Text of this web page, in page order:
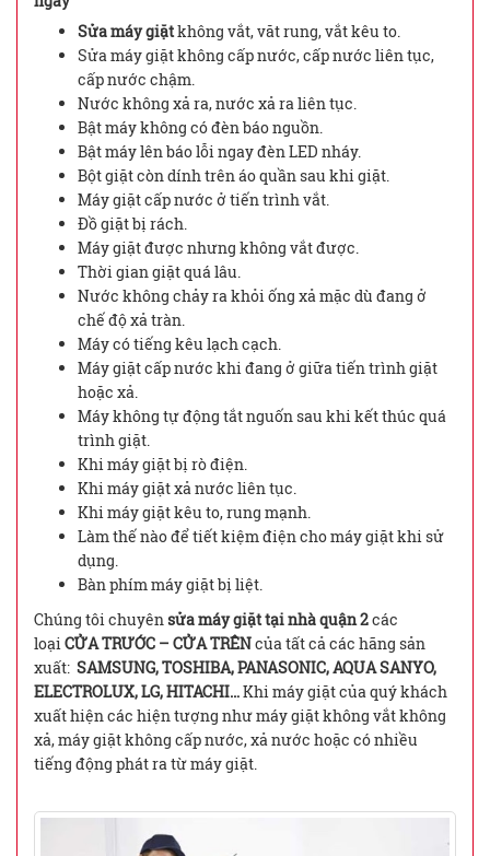
Sửa máy giặtkhông vắt, văt rung, vắt kêu to.
Sửa máy giặt không cấp nước, cấp nước liên tục,
cấp nước chậm.
Nước không xả ra, nước xả ra liên tục.
Bật máy không có đèn báo nguồn.
Bật máy lên báo lỗi ngay đèn LED nháy.
Bột giặt còn dính trên áo quần sau khi giặt.
Máy giặt cấp nước ở tiến trình vắt.
Đồ giặt bị rách.
Máy giặt được nhưng không vắt được.
Thời gian giặt quá lâu.
Nước không chảy ra khỏi ống xả mặc dù đang ở
chế độ xả tràn.
Máy có tiếng kêu lạch cạch.
Máy giặt cấp nước khi đang ở giữa tiến trình giặt
hoặc xả.
Máy không tự động tắt nguốn sau khi kết thúc quá
trình giặt.
Khi máy giặt bị rò điện.
Khi máy giặt xả nước liên tục.
Khi máy giặt kêu to, rung mạnh.
Làm thế nào để tiết kiệm điện cho máy giặt khi sử
dụng.
Bàn phím máy giặt bị liệt.
Chúng tôi chuyên sửa máy giặt tại nhà quận 2các
loạiCỬA TRƯỚC – CỬA TRÊNcủa tất cả các hãng sản
xuất: SAMSUNG, TOSHIBA, PANASONIC, AQUA SANYO,
ELECTROLUX, LG, HITACHI…Khi máy giặt của quý khách
xuất hiện các hiện tượng như máy giặt không vắt không
xả, máy giặt không cấp nước, xả nước hoặc có nhiều
tiếng động phát ra từ máy giặt.